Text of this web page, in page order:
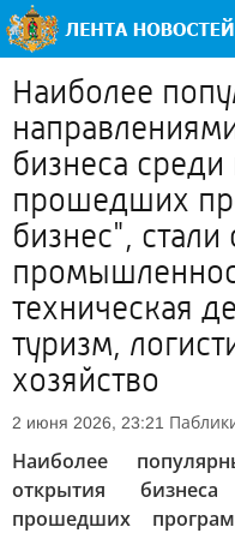
Наиболее
бизнеса
прошедших
бизнес",
техническая
туризм,
хозяйство
2 июня 2026, 23:21
Наиболее
открытия
прошедших